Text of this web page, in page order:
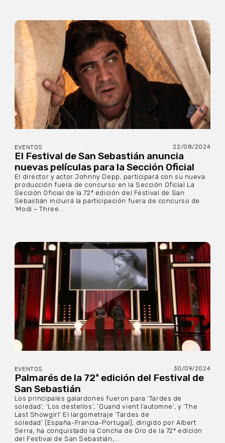
EVENTOS 22/08/2024
El Festival de San Sebastián anuncia
nuevas películas para la Sección Oficial
El director y actor Johnny Depp, participará con su nueva
producción fuera de concurso en la Sección Oficial La
Sección Oficial de la 72ª edición del Festival de San
Sebastián incluirá la participación fuera de concurso de
‘Modi – Three...
EVENTOS 30/09/2024
Palmarés de la 72ª edición del Festival de
San Sebastián
Los principales galardones fueron para ‘Tardes de
soledad’, ‘Los destellos’, ‘Quand vient l’automne’, y ‘The
Last Showgirl’ El largometraje ‘Tardes de
soledad’ (España-Francia-Portugal), dirigido por Albert
Serra, ha conquistado la Concha de Oro de la 72ª edición
del Festival de San Sebastián,...